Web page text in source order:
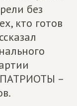
без
кто готов
–